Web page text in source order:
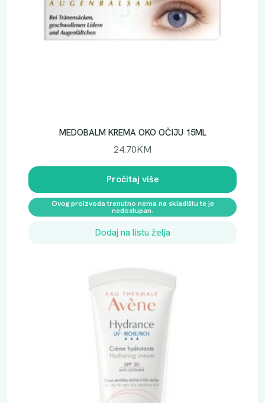
MEDOBALM KREMA OKO OČIJU 15ML
24.70KM
Pročitaj više
Ovog proizvoda trenutno nema na skladištu te je
nedostupan.
Dodaj na listu želja